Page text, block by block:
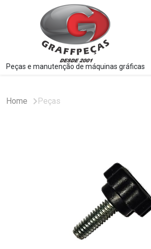
Peças e manutenção de máquinas gráficas
Home Peças